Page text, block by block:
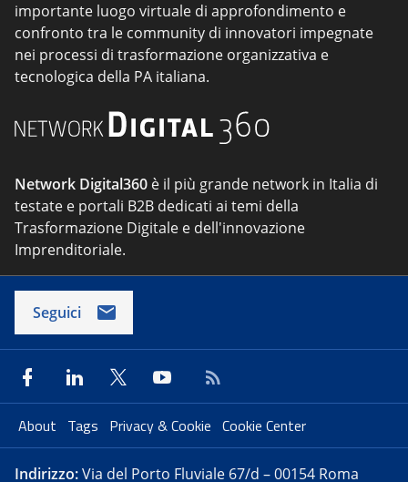
importante luogo virtuale di approfondimento e
confronto tra le community di innovatori impegnate
nei processi di trasformazione organizzativa e
tecnologica della PA italiana.
Network Digital360 è il più grande network in Italia di
testate e portali B2B dedicati ai temi della
Trasformazione Digitale e dell'innovazione
Imprenditoriale.
Seguici
About Tags Privacy & Cookie Cookie Center
Indirizzo:Via del Porto Fluviale 67/d – 00154 Roma